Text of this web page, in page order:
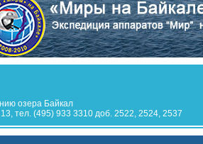
озера Байкал
тел. (495) 933 3310 доб. 2522, 2524, 2537